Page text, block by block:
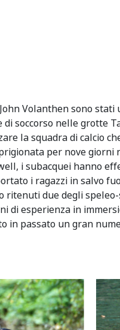
Volanthen sono
di soccorso nelle grotte
la squadra di calcio
per nove giorni
i subacquei hanno
i ragazzi in salvo
ritenuti due degli
di esperienza in
in passato un gran